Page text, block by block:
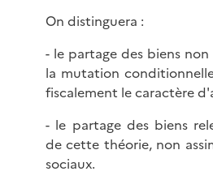
On distinguera :
- le partage des biens
la mutation
fiscalement le caractère
- le partage des biens
de cette théorie, non
sociaux.